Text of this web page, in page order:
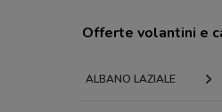
Offerte volantini e
ALBANO LAZIALE